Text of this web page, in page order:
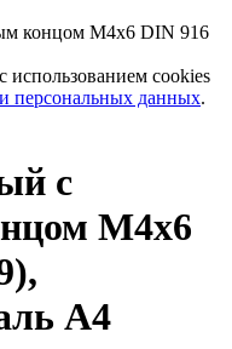
концом М4х6 DIN 916
использованием cookies
персональных данных.
с
М4х6
А4